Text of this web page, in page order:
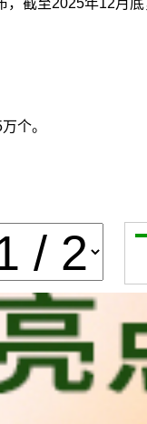
截至2025年12月
个。